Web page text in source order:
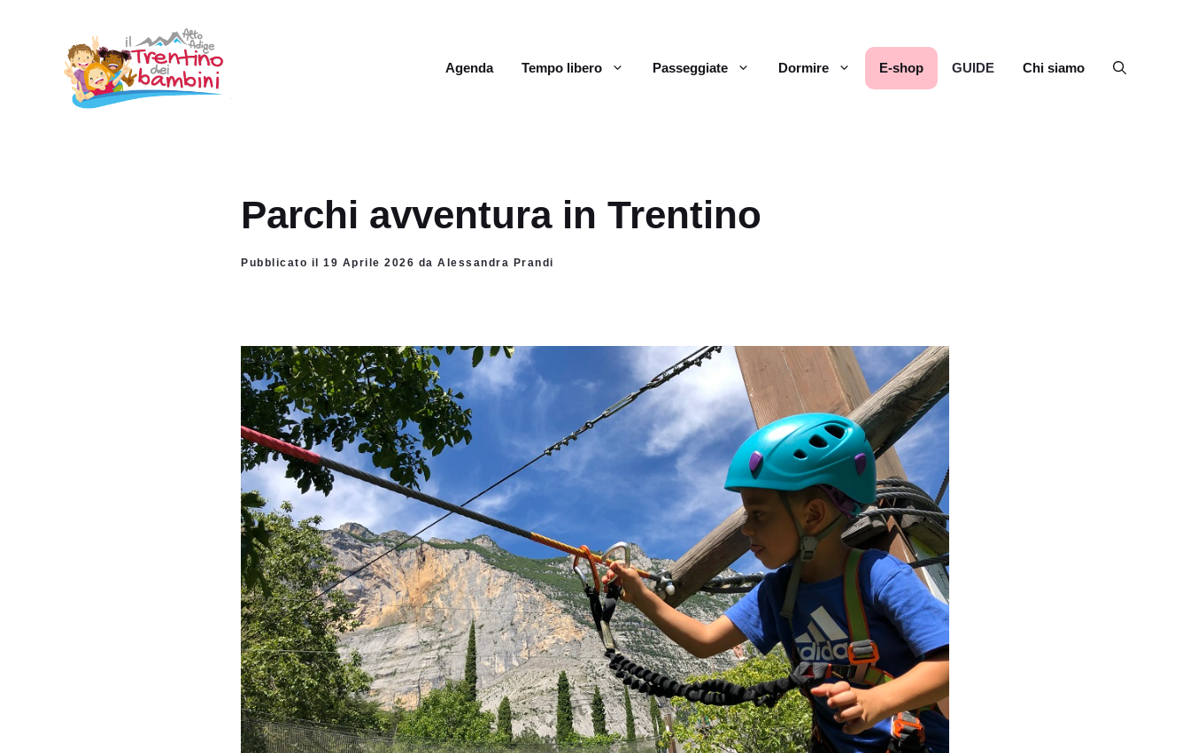
contenuto
Agenda Tempo libero Passeggiate Dormire E-shop GUIDE Chi siamo
Parchi avventura in Trentino
Pubblicato il 19 Aprile 2026 da Alessandra Prandi